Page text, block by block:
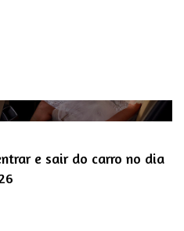
e sair do carro no dia